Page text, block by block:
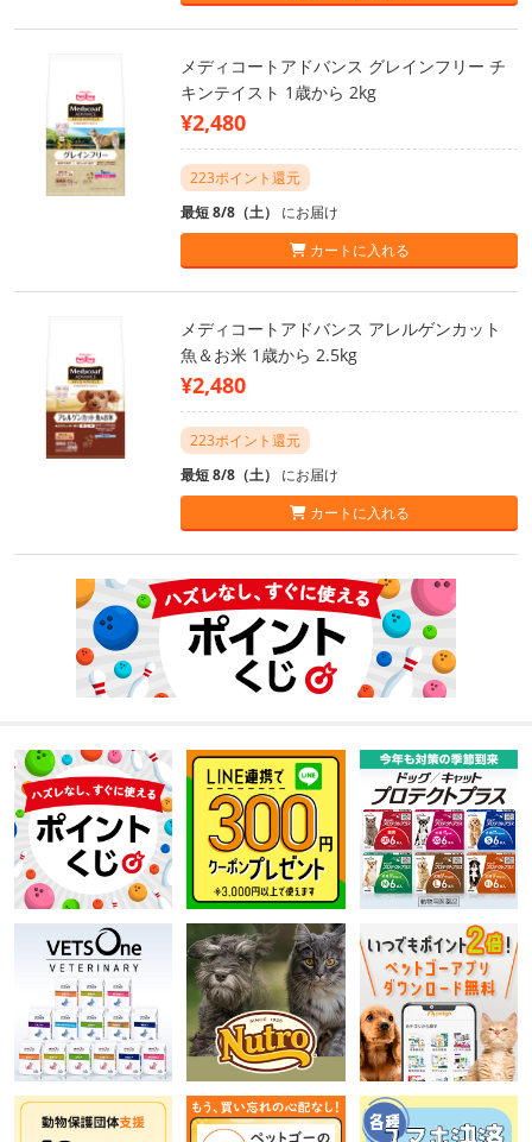
メディコートアドバンス グレインフリー チ
キンテイスト 1歳から 2kg
¥2,480
223ポイント還元
最短 8/8（土） にお届け
カートに入れる
メディコートアドバンス アレルゲンカット
魚＆お米 1歳から 2.5kg
¥2,480
223ポイント還元
最短 8/8（土） にお届け
カートに入れる